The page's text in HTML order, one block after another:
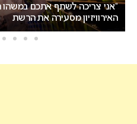
אירוויזיון 2027:
ישראל